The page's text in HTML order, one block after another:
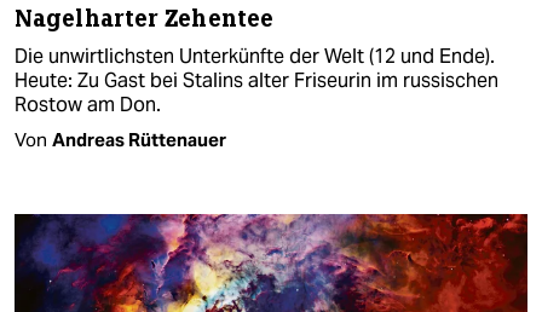
Nagelharter Zehentee
Die unwirtlichsten Unterkünfte der Welt (12 und Ende).
Heute: Zu Gast bei Stalins alter Friseurin im russischen
Rostow am Don.
Von Andreas Rüttenauer